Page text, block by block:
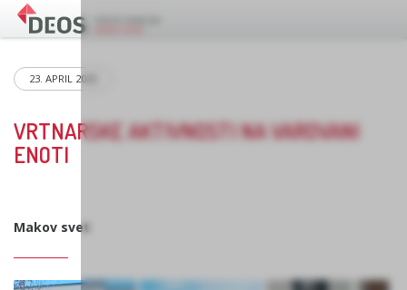
23. APRIL 2026
VRTNARSKE AKTIVNOSTI NA VAROVANI
ENOTI
Makov svet